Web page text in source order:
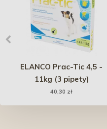
ELANCO Prac-Tic 4,5 -
11kg (3 pipety)
40,30 zł